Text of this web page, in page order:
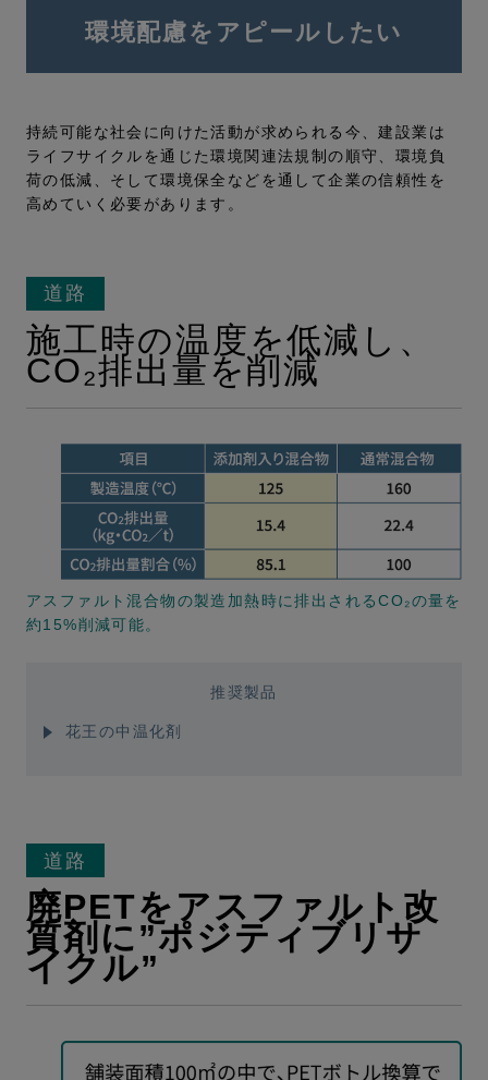
環境配慮をアピールしたい
持続可能な社会に向けた活動が求められる今、建設業は
ライフサイクルを通じた環境関連法規制の順守、環境負
荷の低減、そして環境保全などを通して企業の信頼性を
高めていく必要があります。
道路
施工時の温度を低減し、
CO₂排出量を削減
アスファルト混合物の製造加熱時に排出されるCO₂の量を
約15%削減可能。
推奨製品
花王の中温化剤
道路
廃PETをアスファルト改
質剤に”ポジティブリサ
イクル”